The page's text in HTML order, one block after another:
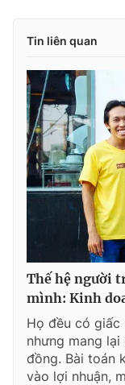
Tin liên quan
Thế hệ người
mình: Kinh
Họ đều có giấc
nhưng mang
đồng. Bài toán
vào lợi nhuận,